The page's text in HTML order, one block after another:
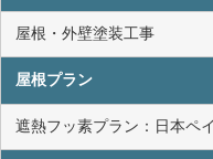
屋根・外壁塗装工事
屋根プラン
遮熱フッ素プラン：日本ペ